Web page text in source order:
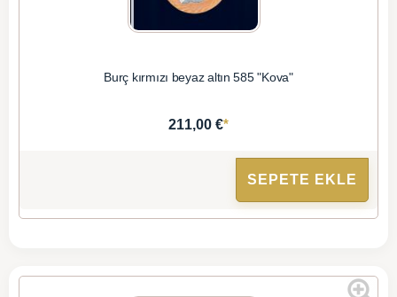
Burç kırmızı beyaz altın 585 "Kova"
211,00 €*
SEPETE EKLE